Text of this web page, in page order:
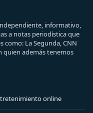
informativo,
a notas periodística que
como: La Segunda, CNN
quien además tenemos
online